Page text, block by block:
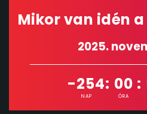
Mikor van idén
2025.
-254: 00 :
NAP ÓRA